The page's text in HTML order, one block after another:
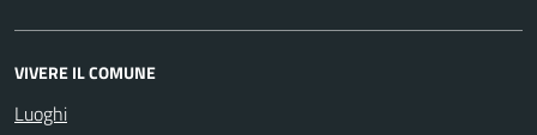
VIVERE IL COMUNE
Luoghi